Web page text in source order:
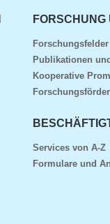
Publikationen
Kooperative
Services von A-Z
Formulare und